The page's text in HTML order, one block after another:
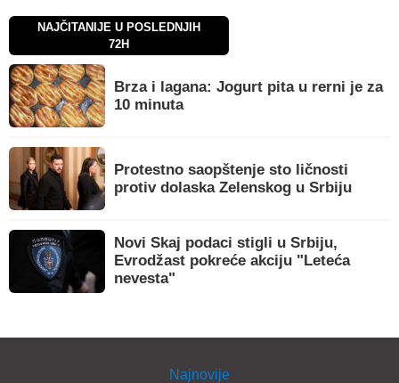
NAJČITANIJE U POSLEDNJIH
72H
Brza i lagana: Jogurt pita u rerni je za
10 minuta
Protestno saopštenje sto ličnosti
protiv dolaska Zelenskog u Srbiju
Novi Skaj podaci stigli u Srbiju,
Evrodžast pokreće akciju "Leteća
nevesta"
Najnovije